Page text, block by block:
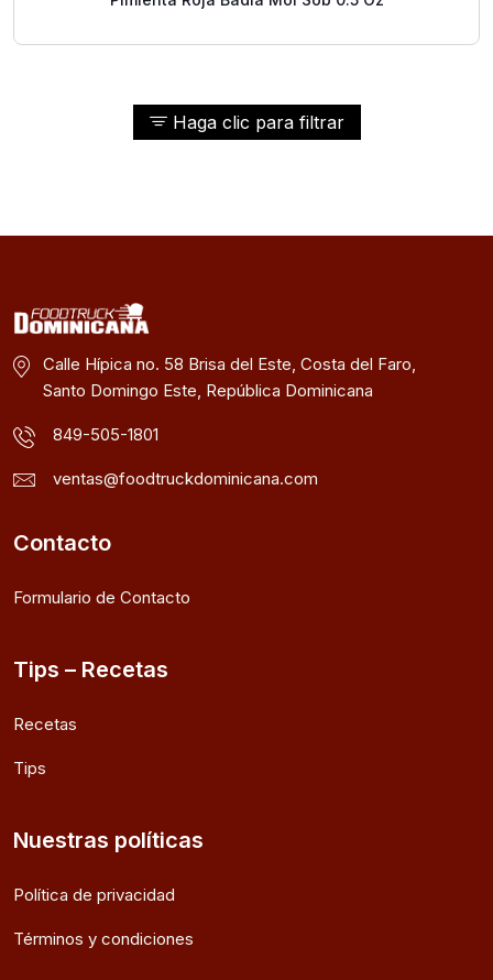
Haga clic para filtrar
Calle Hípica no. 58 Brisa del Este, Costa del Faro,
Santo Domingo Este, República Dominicana
849-505-1801
ventas@foodtruckdominicana.com
Contacto
Formulario de Contacto
Tips – Recetas
Recetas
Tips
Nuestras políticas
Política de privacidad
Términos y condiciones